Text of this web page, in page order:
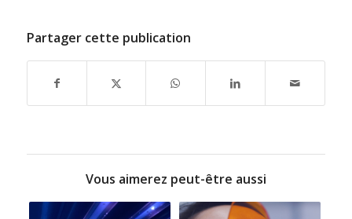
Partager cette publication
Vous aimerez peut-être aussi